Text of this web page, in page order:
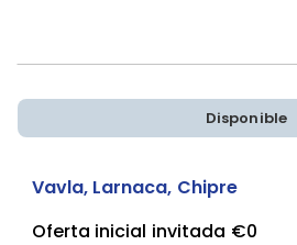
Disponible
Vavla, Larnaca, Chipre
Oferta inicial invitada €0